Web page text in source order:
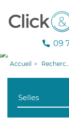
09
Accueil Recherche aide à domicile